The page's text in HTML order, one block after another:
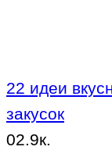
22 идеи
закусок
02.9к.